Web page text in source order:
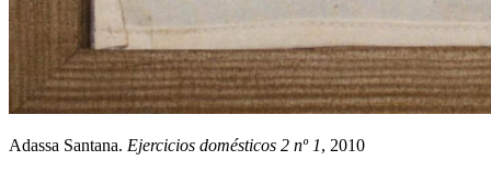
Adassa Santana. Ejercicios domésticos 2 nº 1, 2010